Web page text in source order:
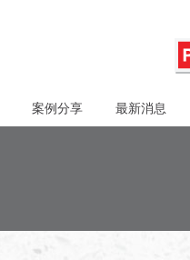
案例分享 最新消息